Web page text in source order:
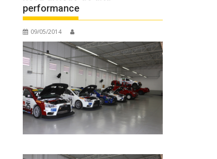
performance
09/05/2014